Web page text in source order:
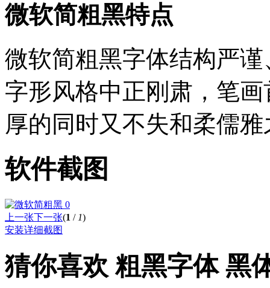
微软简粗黑特点
微软简粗黑字体结构严
字形风格中正刚肃，笔
厚的同时又不失和柔儒
软件截图
上一张下一张(1 / 1)
安装详细截图
猜你喜欢 粗黑字体 黑